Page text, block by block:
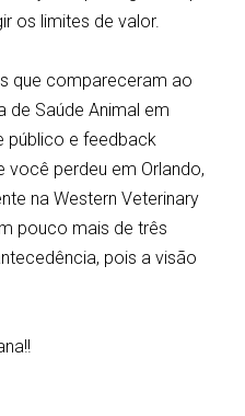
os limites de valor.
que compareceram ao
de Saúde Animal em
público e feedback
você perdeu em Orlando,
na Western Veterinary
pouco mais de três
pois a visão